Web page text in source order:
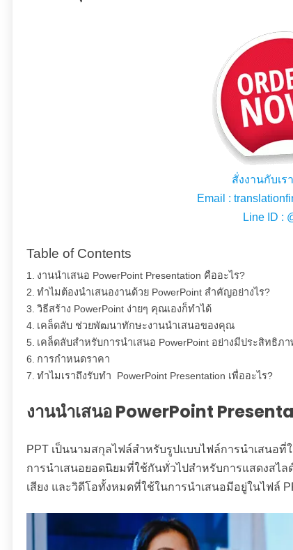
สั่งงานกับเร
Email :
Line ID :
Table of Contents
งานนำเสนอ PowerPoint Presentation คืออะไร?
ทำไมต้องนำเสนองานด้วย PowerPoint สำคัญอย่างไร?
วิธีสร้าง PowerPoint ง่ายๆ คุณเองก็ทำได้
เคล็ดลับ ช่วยพัฒนาทักษะงานนำเสนอของคุณ
เคล็ดลับสำหรับการนำเสนอ PowerPoint อย่างมีประสิทธิภา
การกำหนดราคา
ทำไมเราถึงรับทำ PowerPoint Presentation เพื่ออะไร?
งานนำเสนอPowerPoint
PPT เป็นนามสกุลไฟล์สำหรับรูปแบบไฟล์การนำเสนอที่
การนำเสนอยอดนิยมที่ใช้กันทั่วไปสำหรับการแสดงสไ
เสียง และวิดีโอทั้งหมดที่ใช้ในการนำเสนอมีอยู่ในไฟล์